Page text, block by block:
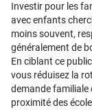
Investir pour les
avec enfants
moins souvent,
généralement de
En ciblant ce
vous réduisez la
demande familiale
proximité des